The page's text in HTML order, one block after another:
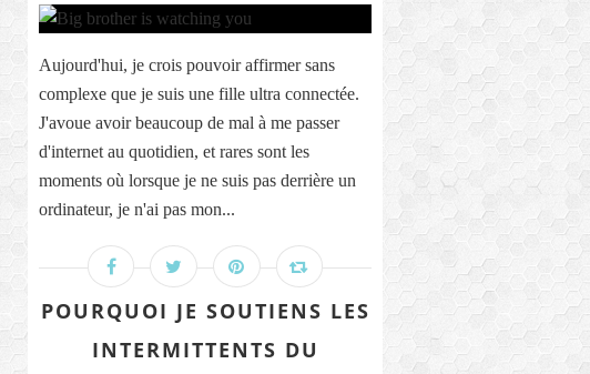
Aujourd'hui, je crois pouvoir affirmer sans
complexe que je suis une fille ultra connectée.
J'avoue avoir beaucoup de mal à me passer
d'internet au quotidien, et rares sont les
moments où lorsque je ne suis pas derrière un
ordinateur, je n'ai pas mon...
POURQUOI JE SOUTIENS LES
INTERMITTENTS DU